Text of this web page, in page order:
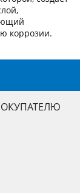
коррозии.